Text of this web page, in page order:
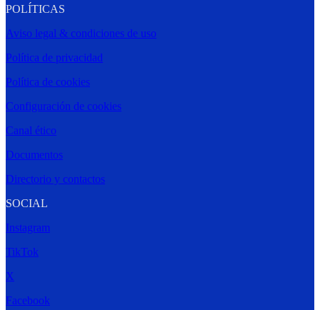
POLÍTICAS
Aviso legal & condiciones de uso
Política de privacidad
Política de cookies
Configuración de cookies
Canal ético
Documentos
Directorio y contactos
SOCIAL
Instagram
TikTok
X
Facebook